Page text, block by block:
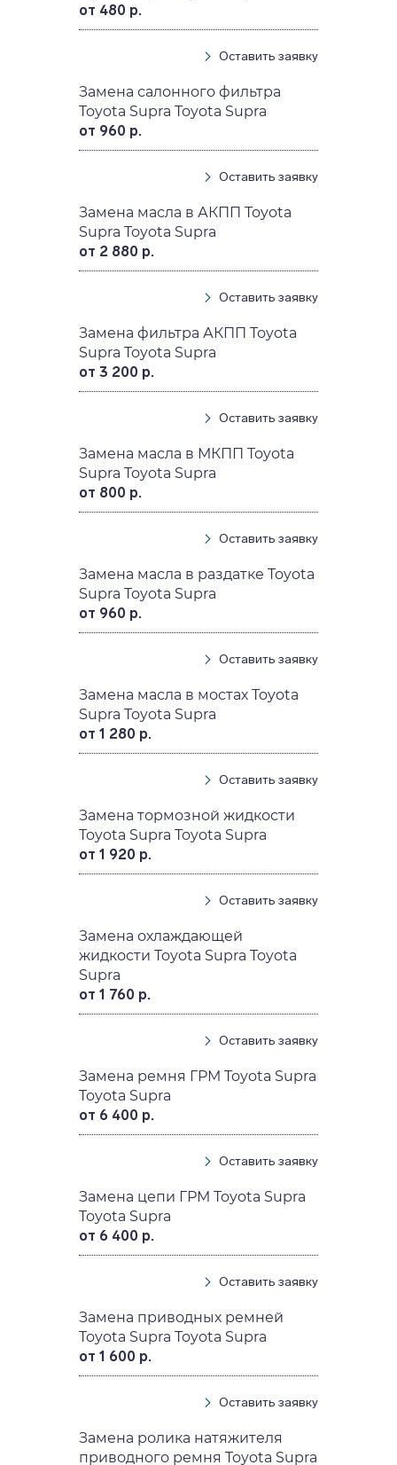
от 480 р.
Оставить заявку
Замена салонного фильтра
Toyota Supra Toyota Supra
от 960 р.
Оставить заявку
Замена масла в АКПП Toyota
Supra Toyota Supra
от 2 880 р.
Оставить заявку
Замена фильтра АКПП Toyota
Supra Toyota Supra
от 3 200 р.
Оставить заявку
Замена масла в МКПП Toyota
Supra Toyota Supra
от 800 р.
Оставить заявку
Замена масла в раздатке Toyota
Supra Toyota Supra
от 960 р.
Оставить заявку
Замена масла в мостах Toyota
Supra Toyota Supra
от 1 280 р.
Оставить заявку
Замена тормозной жидкости
Toyota Supra Toyota Supra
от 1 920 р.
Оставить заявку
Замена охлаждающей
жидкости Toyota Supra Toyota
Supra
от 1 760 р.
Оставить заявку
Замена ремня ГРМ Toyota Supra
Toyota Supra
от 6 400 р.
Оставить заявку
Замена цепи ГРМ Toyota Supra
Toyota Supra
от 6 400 р.
Оставить заявку
Замена приводных ремней
Toyota Supra Toyota Supra
от 1 600 р.
Оставить заявку
Замена ролика натяжителя
приводного ремня Toyota Supra